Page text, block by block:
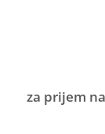
za prijem